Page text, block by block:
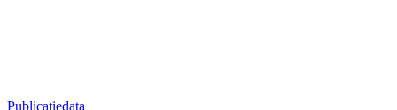
Publicatiedata